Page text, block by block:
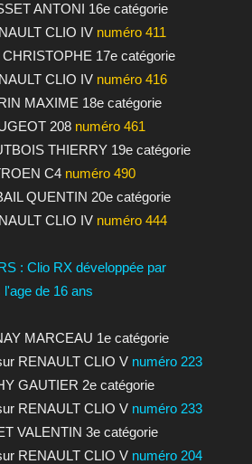
ANTONI 16e catégorie
CLIO IV numéro 411
CHRISTOPHE 17e catégorie
CLIO IV numéro 416
MAXIME 18e catégorie
208 numéro 461
THIERRY 19e catégorie
C4 numéro 490
QUENTIN 20e catégorie
CLIO IV numéro 444
: Clio RX développée par
de 16 ans
MARCEAU 1e catégorie
RENAULT CLIO V numéro 223
GAUTIER 2e catégorie
RENAULT CLIO V numéro 233
VALENTIN 3e catégorie
RENAULT CLIO V numéro 204